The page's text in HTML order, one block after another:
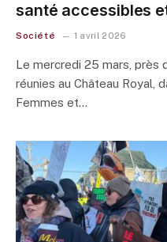
santé accessibles
Société 1 avril 2026
Le mercredi 25 mars, près
réunies au Château Royal,
Femmes et…